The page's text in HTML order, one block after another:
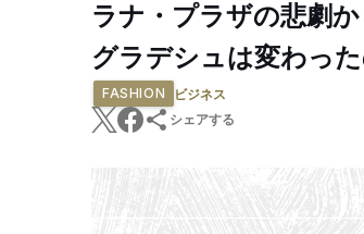
ラナ・プラザの悲劇
グラデシュは変わっ
FASHION
ビジネス
シェアする